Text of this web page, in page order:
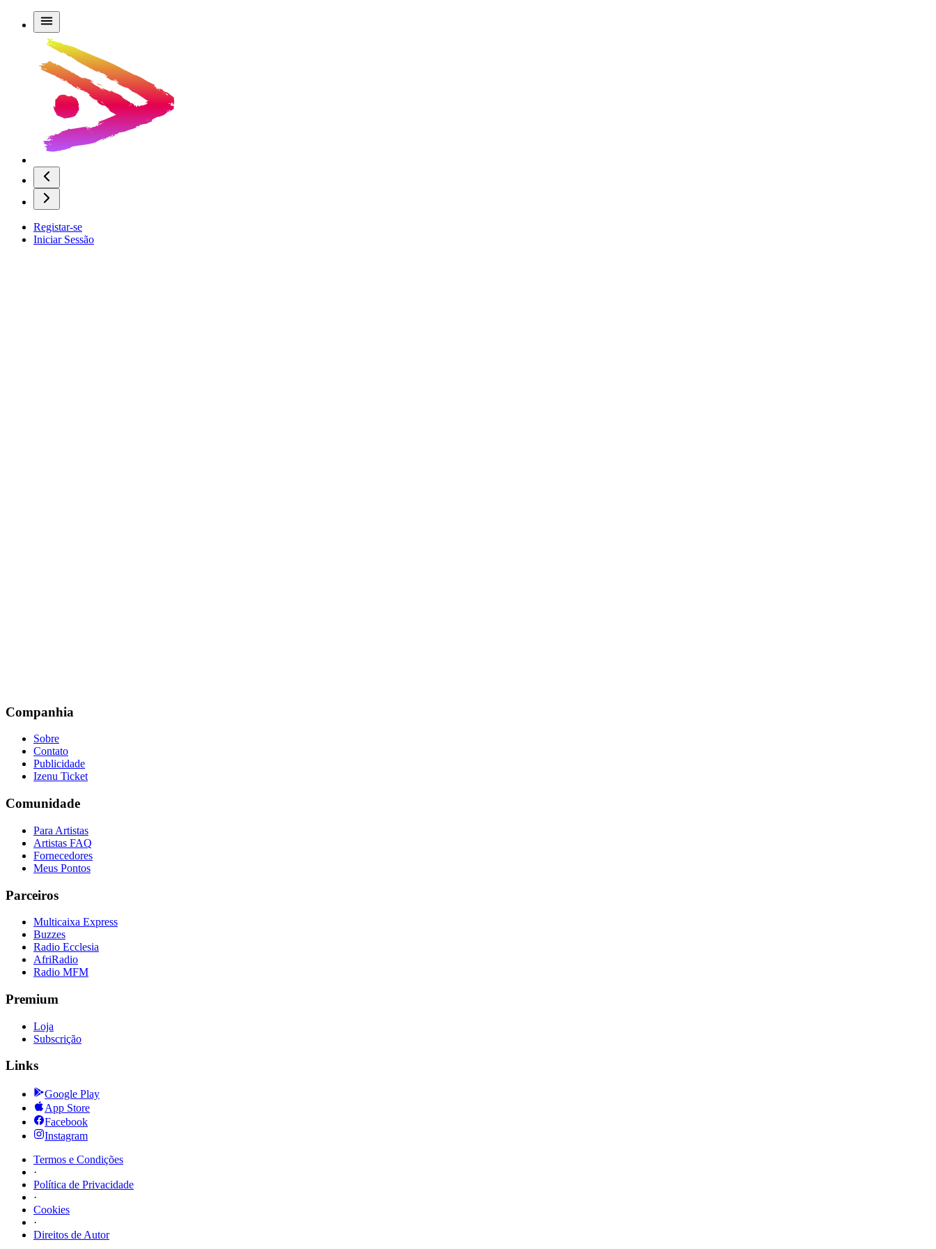
Registar-se
Iniciar Sessão
Companhia
Sobre
Contato
Publicidade
Izenu Ticket
Comunidade
Para Artistas
Artistas FAQ
Fornecedores
Meus Pontos
Parceiros
Multicaixa Express
Buzzes
Radio Ecclesia
AfriRadio
Radio MFM
Premium
Loja
Subscrição
Links
Google Play
App Store
Facebook
Instagram
Termos e Condições
·
Política de Privacidade
·
Cookies
·
Direitos de Autor